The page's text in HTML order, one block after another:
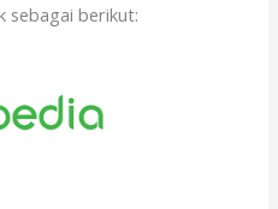
sebagai berikut: